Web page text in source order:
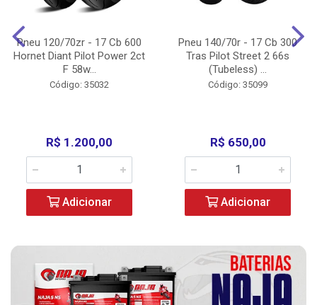
Pneu 120/70zr - 17 Cb 600
Hornet Diant Pilot Power 2ct
F 58w...
Código: 35032
R$ 1.200,00
Adicionar
Pneu 140/70r - 17 Cb 300
Tras Pilot Street 2 66s
(Tubeless) ...
Código: 35099
R$ 650,00
Adicionar